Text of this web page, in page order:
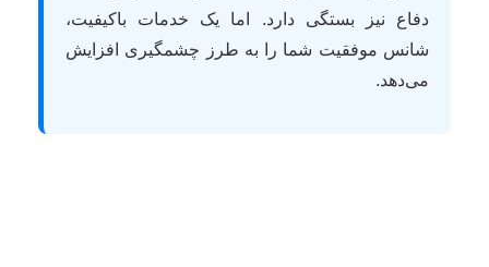
دفاع نیز بستگی دارد. اما یک خدمات باکیفیت،
شانس موفقیت شما را به طرز چشمگیری افزایش
می‌دهد.